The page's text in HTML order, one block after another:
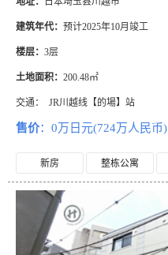
建筑年代： 预计2025年10月竣工
楼层： 3层
土地面积： 200.48㎡
交通： JR川越线【的場】站
售价：0万日元(724万人民币)
新房 整栋公寓